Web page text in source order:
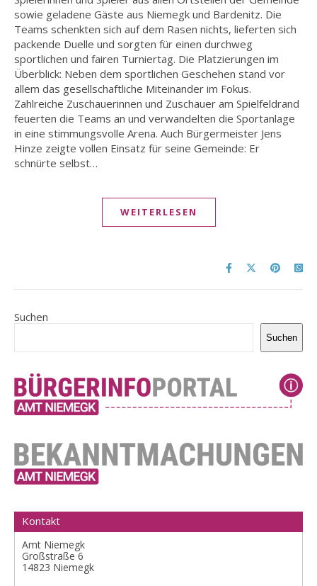
sowie geladene Gäste aus Niemegk und Bardenitz. Die
Teams schenkten sich auf dem Rasen nichts, lieferten sich
packende Duelle und sorgten für einen durchweg
sportlichen und fairen Turniertag. Die Platzierungen im
Überblick: Neben dem sportlichen Geschehen stand vor
allem das gesellschaftliche Miteinander im Fokus.
Zahlreiche Zuschauerinnen und Zuschauer am Spielfeldrand
feuerten die Teams an und verwandelten die Sportanlage
in eine stimmungsvolle Arena. Auch Bürgermeister Jens
Hinze zeigte vollen Einsatz für seine Gemeinde: Er
schnürte selbst…
WEITERLESEN
Suchen
Suchen
Kontakt
Amt Niemegk
Großstraße 6
14823 Niemegk